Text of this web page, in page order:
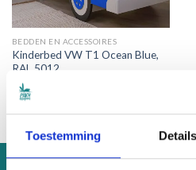
Toestemming Details
BEDDEN EN ACCESSOIRES
Kinderbed VW T1 Ocean Blue,
RAL 5012
679.00
€679.00.€609.00.